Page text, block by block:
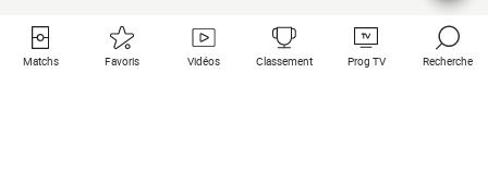
Matchs Favoris Vidéos Classement Prog TV Recherche